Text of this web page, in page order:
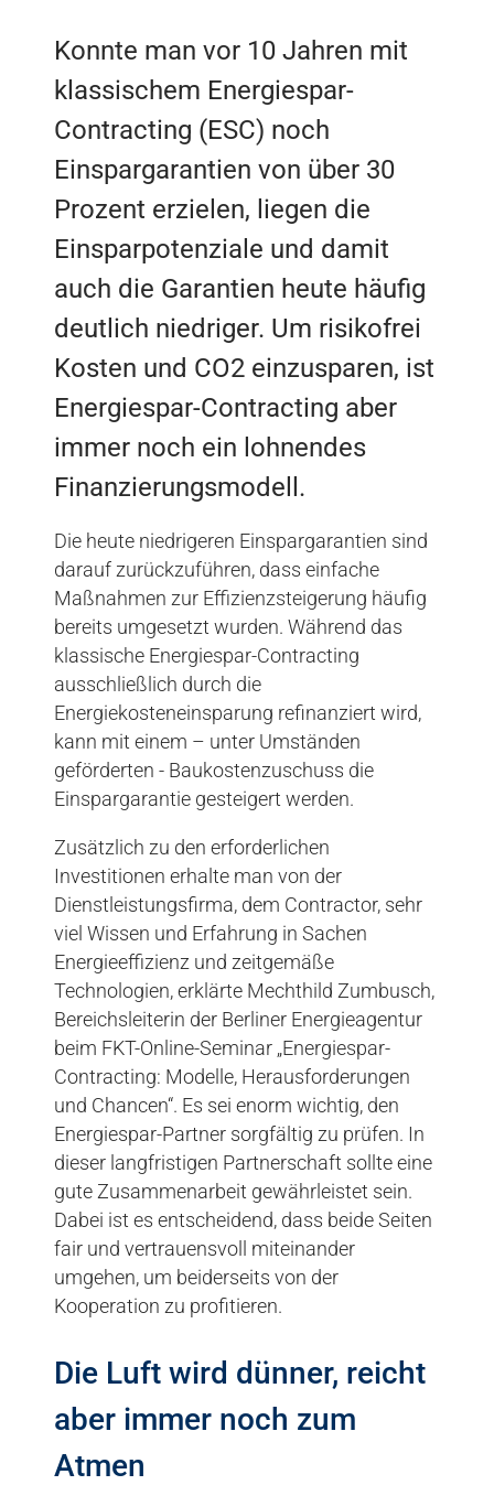
Konnte man vor 10 Jahren mit
klassischem Energiespar-
Contracting (ESC) noch
Einspargarantien von über 30
Prozent erzielen, liegen die
Einsparpotenziale und damit
auch die Garantien heute häufig
deutlich niedriger. Um risikofrei
Kosten und CO2 einzusparen, ist
Energiespar-Contracting aber
immer noch ein lohnendes
Finanzierungsmodell.
Die heute niedrigeren Einspargarantien sind
darauf zurückzuführen, dass einfache
Maßnahmen zur Effizienzsteigerung häufig
bereits umgesetzt wurden. Während das
klassische Energiespar-Contracting
ausschließlich durch die
Energiekosteneinsparung refinanziert wird,
kann mit einem – unter Umständen
geförderten - Baukostenzuschuss die
Einspargarantie gesteigert werden.
Zusätzlich zu den erforderlichen
Investitionen erhalte man von der
Dienstleistungsfirma, dem Contractor, sehr
viel Wissen und Erfahrung in Sachen
Energieeffizienz und zeitgemäße
Technologien, erklärte Mechthild Zumbusch,
Bereichsleiterin der Berliner Energieagentur
beim FKT-Online-Seminar „Energiespar-
Contracting: Modelle, Herausforderungen
und Chancen“. Es sei enorm wichtig, den
Energiespar-Partner sorgfältig zu prüfen. In
dieser langfristigen Partnerschaft sollte eine
gute Zusammenarbeit gewährleistet sein.
Dabei ist es entscheidend, dass beide Seiten
fair und vertrauensvoll miteinander
umgehen, um beiderseits von der
Kooperation zu profitieren.
Die Luft wird dünner, reicht
aber immer noch zum
Atmen